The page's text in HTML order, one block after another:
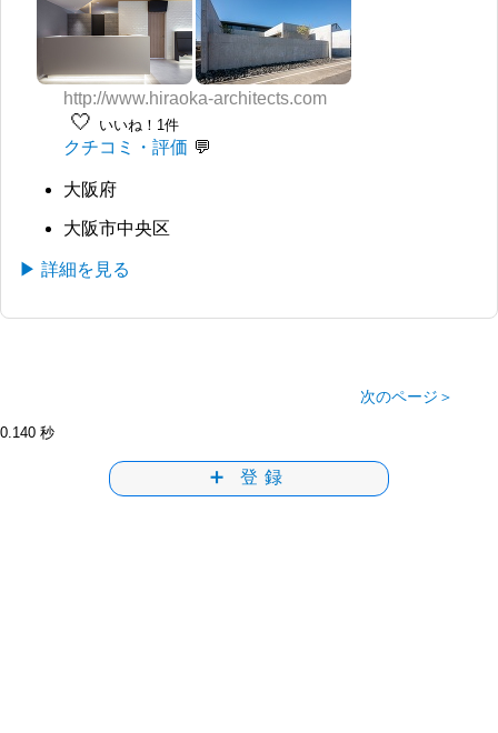
http://www.hiraoka-architects.com
🤍 いいね！1件
クチコミ・評価
大阪府
大阪市中央区
▶ 詳細を見る
次のページ＞
0.140 秒
➕ 登録